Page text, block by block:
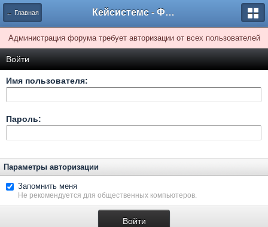
← Главная Кейсистемс - Форумы
Администрация форума требует авторизации от всех пользователей
Войти
Имя пользователя:
Пароль:
Параметры авторизации
Запомнить меня
Не рекомендуется для общественных компьютеров.